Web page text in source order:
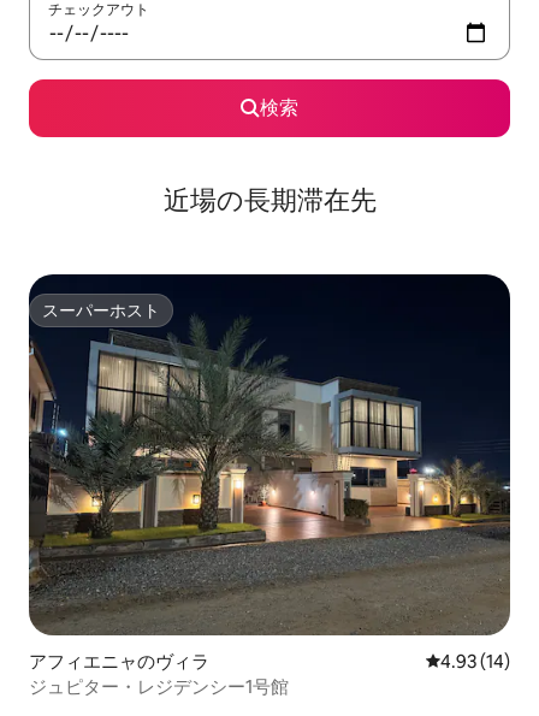
チェックアウト
検索
近場の長期滞在先
スーパーホスト
スーパーホスト
アフィエニャのヴィラ レビュー14
4.93 (14)
ジュピター・レジデンシー1号館